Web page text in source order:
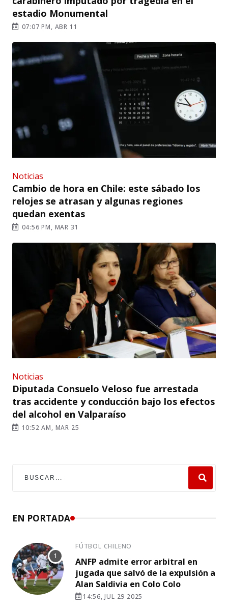
estadio Monumental
07:07 PM, ABR 11
Noticias
Cambio de hora en Chile: este sábado los
relojes se atrasan y algunas regiones
quedan exentas
04:56 PM, MAR 31
Noticias
Diputada Consuelo Veloso fue arrestada
tras accidente y conducción bajo los efectos
del alcohol en Valparaíso
10:52 AM, MAR 25
EN PORTADA
FÚTBOL CHILENO
ANFP admite error arbitral en
jugada que salvó de la expulsión a
Alan Saldivia en Colo Colo
14:56, JUL 29 2025